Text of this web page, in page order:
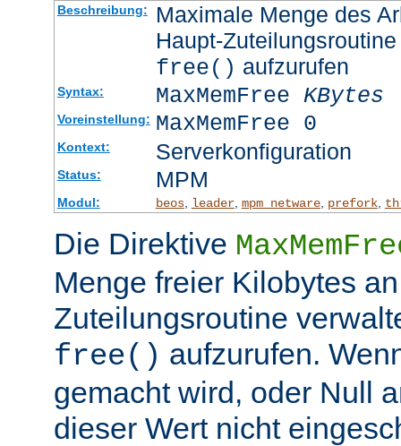
Beschreibung:
Maximale Menge des
Haupt-
free() aufzurufen
Syntax: MaxMemFree KBytes
Voreinstellung: MaxMemFree 0
Kontext: Serverkonfiguration
Status: MPM
Modul: beos, leader, mpm_netware, prefork,
Die Direktive
Menge freier Kilobytes
Zuteilungsroutine
free() aufzurufen.
gemacht wird, oder Null
dieser Wert nicht